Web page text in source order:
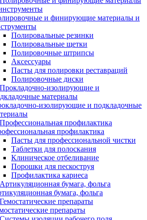
и финирующие материалы и
Полировальные резинки
Полировальные щетки
Полировочные штрипсы
Аксессуары
Пасты для полировки реставраций
Полировочные диски
изолирующие и подкладочные
профилактика
Пасты для профессиональной чистки
Таблетки для полоскания
Клиническое отбеливание
Порошки для пескоструя
Профилактика кариеса
бумага, фольга
препараты